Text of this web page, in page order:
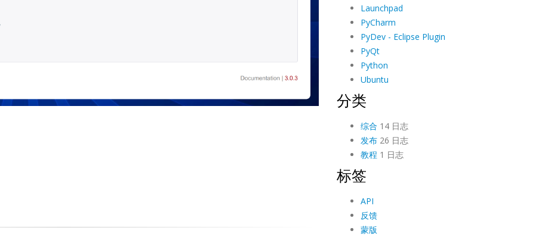
Launchpad
PyCharm
PyDev - Eclipse Plugin
PyQt
Python
Ubuntu
分类
综合 14 日志
发布26 日志
教程 1 日志
标签
API
反馈
蒙版